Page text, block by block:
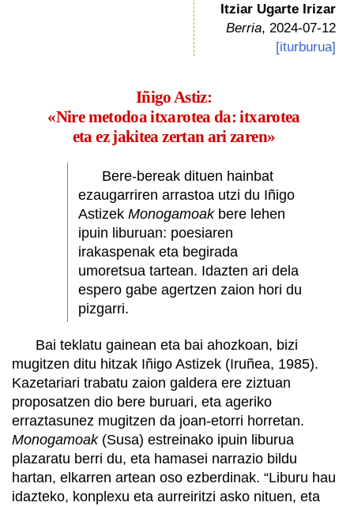
Itziar Ugarte Irizar
Berria, 2024-07-12
[iturburua]
Iñigo Astiz:
«Nire metodoa itxarotea da: itxarotea
eta ez jakitea zertan ari zaren»
Bere-bereak dituen hainbat
ezaugarriren arrastoa utzi du Iñigo
Astizek Monogamoakbere lehen
ipuin liburuan: poesiaren
irakaspenak eta begirada
umoretsua tartean. Idazten ari dela
espero gabe agertzen zaion hori du
pizgarri.
Bai teklatu gainean eta bai ahozkoan, bizi
mugitzen ditu hitzak Iñigo Astizek (Iruñea, 1985).
Kazetariari trabatu zaion galdera ere ziztuan
proposatzen dio bere buruari, eta ageriko
erraztasunez mugitzen da joan-etorri horretan.
Monogamoak(Susa) estreinako ipuin liburua
plazaratu berri du, eta hamasei narrazio bildu
hartan, elkarren artean oso ezberdinak. “Liburu hau
idazteko, konplexu eta aurreiritzi asko nituen, eta